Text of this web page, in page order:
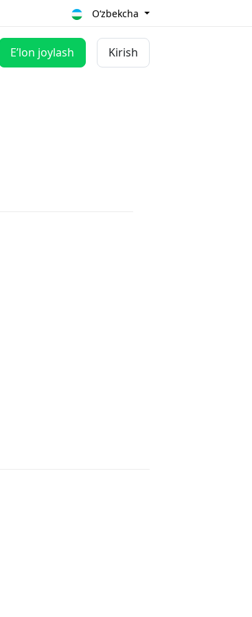
O‘zbekcha
Eʼlon joylash Kirish